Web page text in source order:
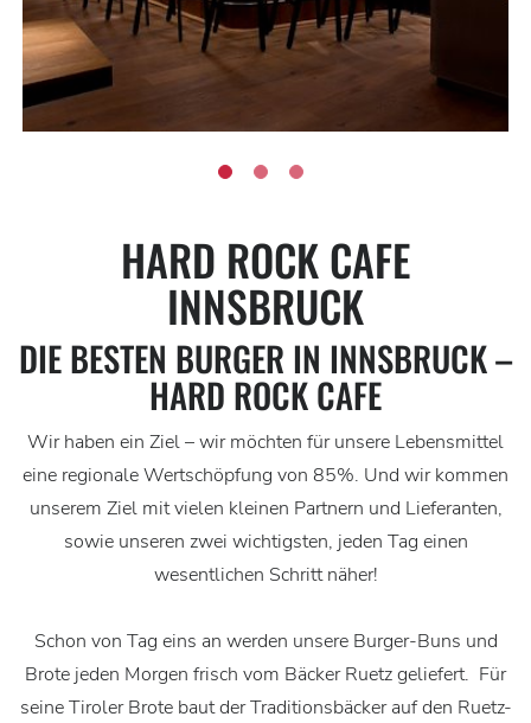
HARD ROCK CAFE
INNSBRUCK
DIE BESTEN BURGER IN INNSBRUCK –
HARD ROCK CAFE
Wir haben ein Ziel – wir möchten für unsere Lebensmittel
eine regionale Wertschöpfung von 85%. Und wir kommen
unserem Ziel mit vielen kleinen Partnern und Lieferanten,
sowie unseren zwei wichtigsten, jeden Tag einen
wesentlichen Schritt näher!
Schon von Tag eins an werden unsere Burger-Buns und
Brote jeden Morgen frisch vom Bäcker Ruetz geliefert. Für
seine Tiroler Brote baut der Traditionsbäcker auf den Ruetz-